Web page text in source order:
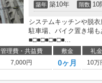
築年 築10年 階数 10
システムキッチンや脱
駐車場、バイク置き場も
■□■□■□■□■...
管理費・共益費 敷金 礼金
7,000円 0ヶ月 10万